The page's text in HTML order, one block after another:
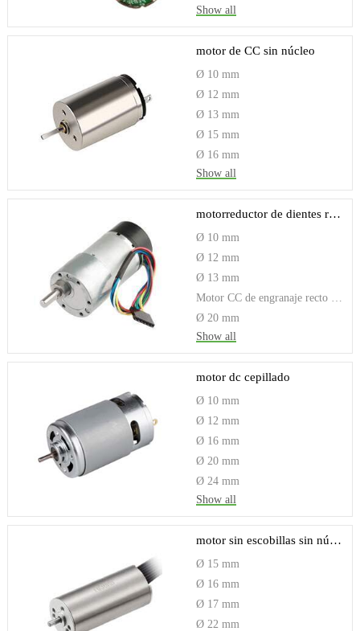
Show all
motor de CC sin núcleo
Ø 10 mm
Ø 12 mm
Ø 13 mm
Ø 15 mm
Ø 16 mm
Show all
motorreductor de dientes rectos
Ø 10 mm
Ø 12 mm
Ø 13 mm
Motor CC de engranaje recto pequeño de 16 mm
Ø 20 mm
Show all
motor dc cepillado
Ø 10 mm
Ø 12 mm
Ø 16 mm
Ø 20 mm
Ø 24 mm
Show all
motor sin escobillas sin núcleo
Ø 15 mm
Ø 16 mm
Ø 17 mm
Ø 22 mm